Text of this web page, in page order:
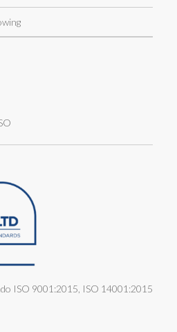
ISO 9001:2015, ISO 14001:2015